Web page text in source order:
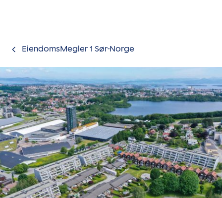
EiendomsMegler 1 Sør-Norge